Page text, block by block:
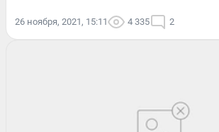
26 ноября, 2021, 15:11 4 335 2